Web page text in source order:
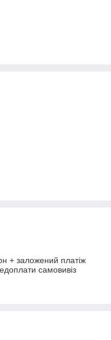
+ заложений платіж
самовивіз